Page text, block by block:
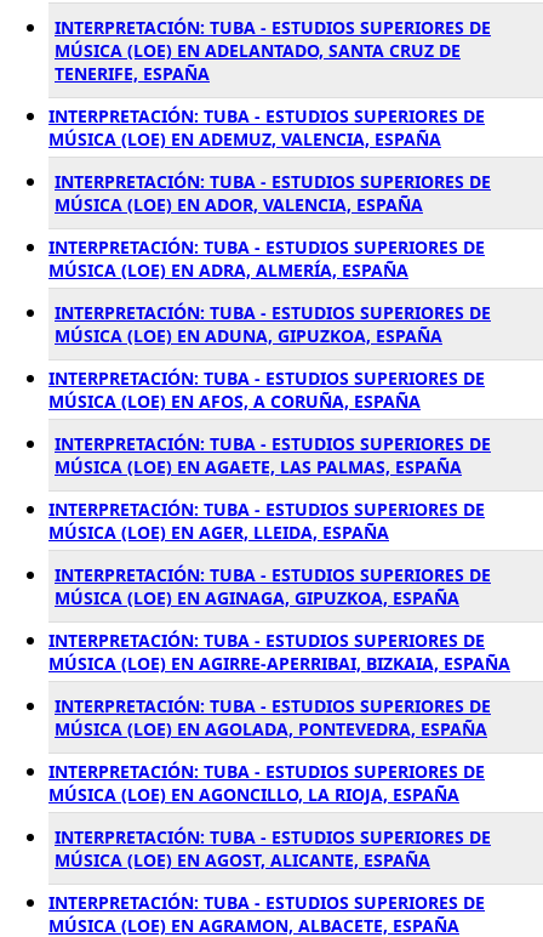
INTERPRETACIÓN: TUBA - ESTUDIOS SUPERIORES DE
MÚSICA (LOE) EN ADELANTADO, SANTA CRUZ DE
TENERIFE, ESPAÑA
INTERPRETACIÓN: TUBA - ESTUDIOS SUPERIORES DE
MÚSICA (LOE) EN ADEMUZ, VALENCIA, ESPAÑA
INTERPRETACIÓN: TUBA - ESTUDIOS SUPERIORES DE
MÚSICA (LOE) EN ADOR, VALENCIA, ESPAÑA
INTERPRETACIÓN: TUBA - ESTUDIOS SUPERIORES DE
MÚSICA (LOE) EN ADRA, ALMERÍA, ESPAÑA
INTERPRETACIÓN: TUBA - ESTUDIOS SUPERIORES DE
MÚSICA (LOE) EN ADUNA, GIPUZKOA, ESPAÑA
INTERPRETACIÓN: TUBA - ESTUDIOS SUPERIORES DE
MÚSICA (LOE) EN AFOS, A CORUÑA, ESPAÑA
INTERPRETACIÓN: TUBA - ESTUDIOS SUPERIORES DE
MÚSICA (LOE) EN AGAETE, LAS PALMAS, ESPAÑA
INTERPRETACIÓN: TUBA - ESTUDIOS SUPERIORES DE
MÚSICA (LOE) EN AGER, LLEIDA, ESPAÑA
INTERPRETACIÓN: TUBA - ESTUDIOS SUPERIORES DE
MÚSICA (LOE) EN AGINAGA, GIPUZKOA, ESPAÑA
INTERPRETACIÓN: TUBA - ESTUDIOS SUPERIORES DE
MÚSICA (LOE) EN AGIRRE-APERRIBAI, BIZKAIA, ESPAÑA
INTERPRETACIÓN: TUBA - ESTUDIOS SUPERIORES DE
MÚSICA (LOE) EN AGOLADA, PONTEVEDRA, ESPAÑA
INTERPRETACIÓN: TUBA - ESTUDIOS SUPERIORES DE
MÚSICA (LOE) EN AGONCILLO, LA RIOJA, ESPAÑA
INTERPRETACIÓN: TUBA - ESTUDIOS SUPERIORES DE
MÚSICA (LOE) EN AGOST, ALICANTE, ESPAÑA
INTERPRETACIÓN: TUBA - ESTUDIOS SUPERIORES DE
MÚSICA (LOE) EN AGRAMON, ALBACETE, ESPAÑA